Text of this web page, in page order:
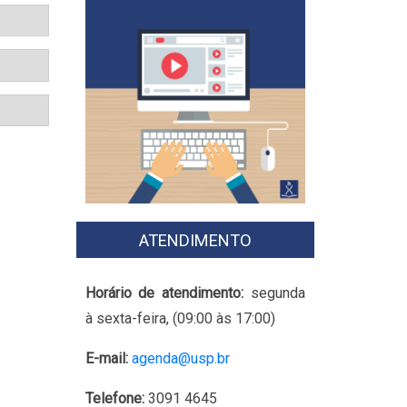
ATENDIMENTO
Horário de atendimento: segunda
à sexta-feira, (09:00 às 17:00)
E-mail: agenda@usp.br
Telefone:3091 4645